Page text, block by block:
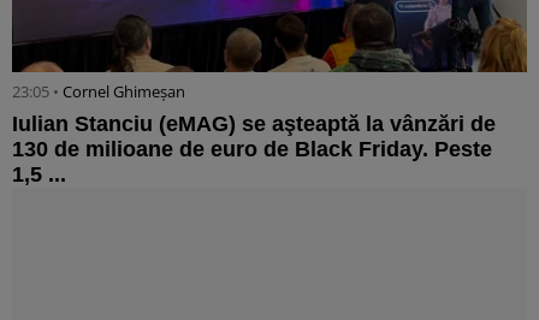
23:05 • Cornel Ghimeșan
Iulian Stanciu (eMAG) se aşteaptă la vânzări de
130 de milioane de euro de Black Friday. Peste
1,5 ...